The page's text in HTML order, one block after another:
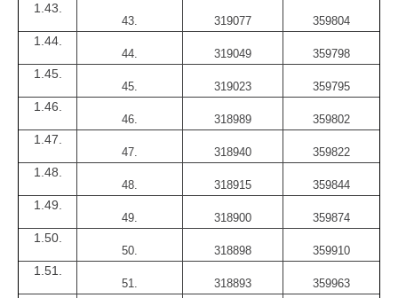
1.43.
43. 319077 359804
1.44.
44. 319049 359798
1.45.
45. 319023 359795
1.46.
46. 318989 359802
1.47.
47. 318940 359822
1.48.
48. 318915 359844
1.49.
49. 318900 359874
1.50.
50. 318898 359910
1.51.
51. 318893 359963